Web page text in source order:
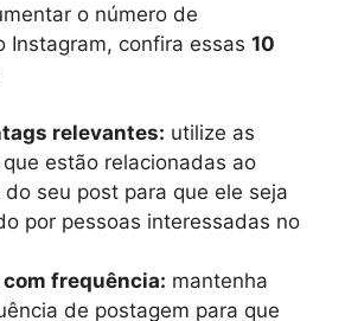
o número de
Instagram, confira essas 10
relevantes: utilize as
estão relacionadas ao
seu post para que ele seja
por pessoas interessadas no
frequência: mantenha
de postagem para que